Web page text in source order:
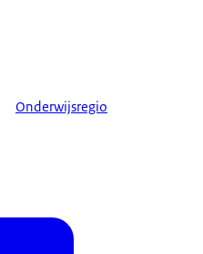
Onderwijsregio